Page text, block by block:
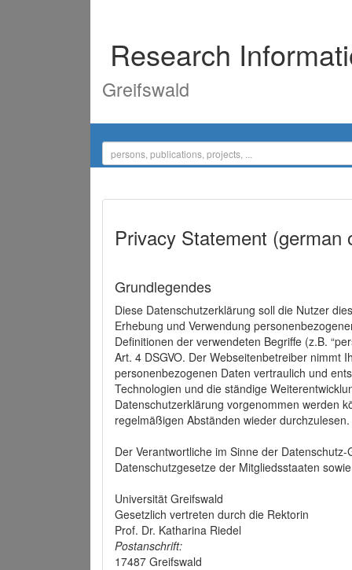
Research
Greifswald
Privacy Statement (german
Grundlegendes
Diese Datenschutzerklärung soll die Nutzer
Erhebung und Verwendung
Definitionen der verwendeten Begriffe (z.B.
Art. 4 DSGVO. Der Webseitenbetreiber nimmt
personenbezogenen Daten vertraulich und
Technologien und die ständige
Datenschutzerklärung vorgenommen werden
regelmäßigen Abständen wieder durchzulesen.
Der Verantwortliche im Sinne der
Datenschutzgesetze der Mitgliedsstaaten
Universität Greifswald
Gesetzlich vertreten durch die Rektorin
Prof. Dr. Katharina Riedel
Postanschrift:
17487 Greifswald